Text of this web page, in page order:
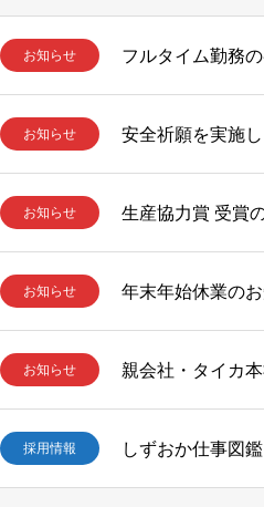
お知らせ フルタイム勤務
お知らせ 安全祈願を実施し
お知らせ 生産協力賞 受賞
お知らせ 年末年始休業の
お知らせ 親会社・タイカ
採用情報 しずおか仕事図